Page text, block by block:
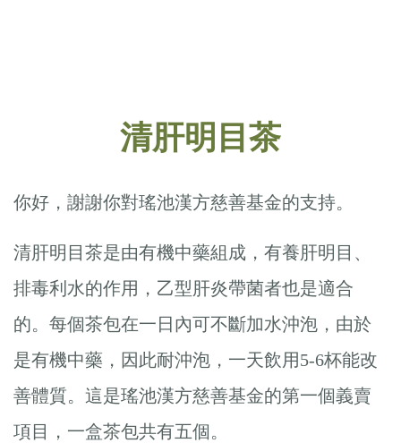
清肝明目茶
你好，謝謝你對瑤池漢方慈善基金的支持。
清肝明目茶是由有機中藥組成，有養肝明目、
排毒利水的作用，乙型肝炎帶菌者也是適合
的。每個茶包在一日內可不斷加水沖泡，由於
是有機中藥，因此耐沖泡，一天飲用5-6杯能改
善體質。這是瑤池漢方慈善基金的第一個義賣
項目，一盒茶包共有五個。